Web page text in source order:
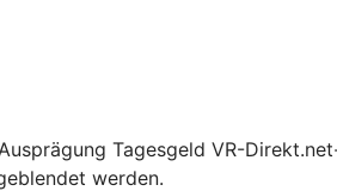
Tagesgeld VR-
werden.